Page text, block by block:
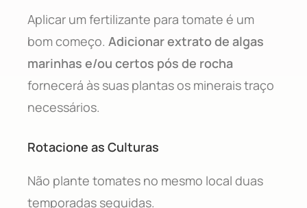
Aplicar um fertilizante para tomate é um
bom começo. Adicionar extrato de algas
marinhas e/ou certos pós de rocha
fornecerá às suas plantas os minerais traço
necessários.
Rotacione as Culturas
Não plante tomates no mesmo local duas
temporadas seguidas.